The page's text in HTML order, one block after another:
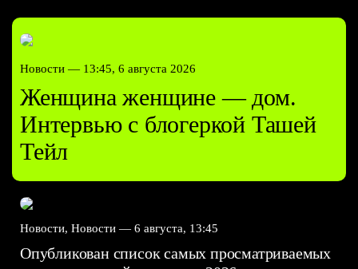
Новости — 13:45, 6 августа 2026
Женщина женщине — дом.
Интервью с блогеркой Ташей
Тейл
Новости, Новости — 6 августа, 13:45
Опубликован список самых просматриваемых